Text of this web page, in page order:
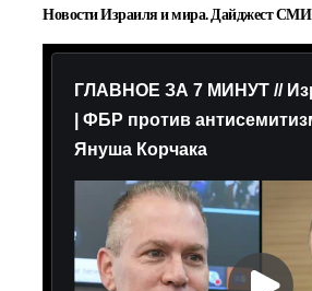
Новости Израиля и мира. Дайджест СМИ